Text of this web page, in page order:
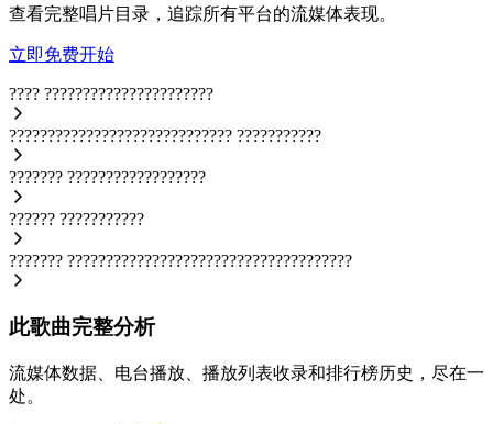
查看完整唱片目录，追踪所有平台的流媒体表现。
立即免费开始
???? ??????????????????????
????????????????????????????? ???????????
??????? ??????????????????
?????? ???????????
??????? ?????????????????????????????????????
此歌曲完整分析
流媒体数据、电台播放、播放列表收录和排行榜历史，尽在一
处。